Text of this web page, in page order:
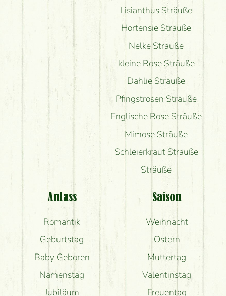
Lisianthus Sträuße
Hortensie Sträuße
Nelke Sträuße
kleine Rose Sträuße
Dahlie Sträuße
Pfingstrosen Sträuße
Englische Rose Sträuße
Mimose Sträuße
Schleierkraut Sträuße
Sträuße
Anlass
Romantik
Geburtstag
Baby Geboren
Namenstag
Jubiläum
Saison
Weihnacht
Ostern
Muttertag
Valentinstag
Freuentag